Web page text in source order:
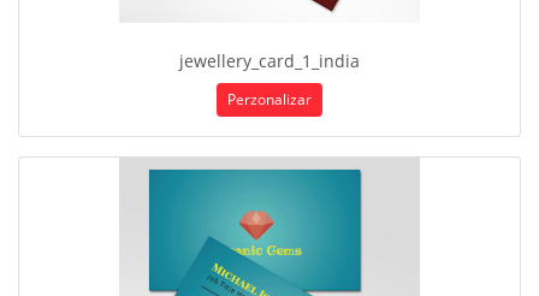
jewellery_card_1_india
Perzonalizar